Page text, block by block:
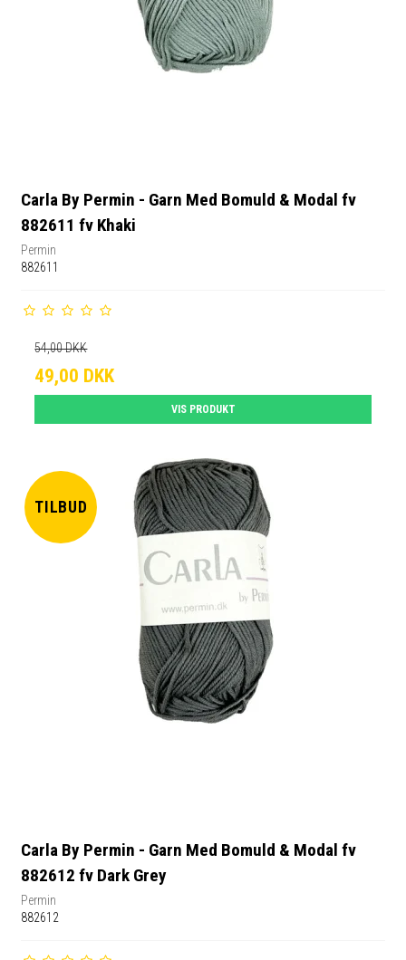
Carla By Permin - Garn Med Bomuld & Modal fv
882611 fv Khaki
Permin
882611
54,00 DKK
49,00 DKK
VIS PRODUKT
TILBUD
Carla By Permin - Garn Med Bomuld & Modal fv
882612 fv Dark Grey
Permin
882612